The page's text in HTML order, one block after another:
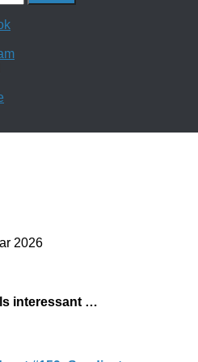
2026
interessant …